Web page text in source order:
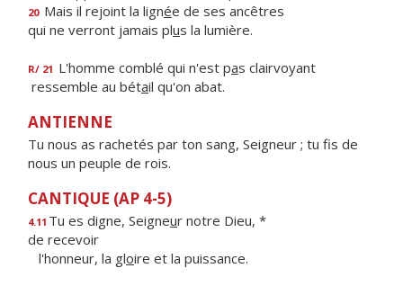
20 Mais il rejoint la lignée de ses ancêtres
qui ne verront jamais plus la lumière.
R/ 21 L'homme comblé qui n'est pas clairvoyant
ressemble au bétail qu'on abat.
ANTIENNE
Tu nous as rachetés par ton sang, Seigneur ; tu fis de
nous un peuple de rois.
CANTIQUE (AP 4-5)
4.11 Tu es digne, Seigneur notre Dieu, *
de recevoir
l'honneur, la gloire et la puissance.